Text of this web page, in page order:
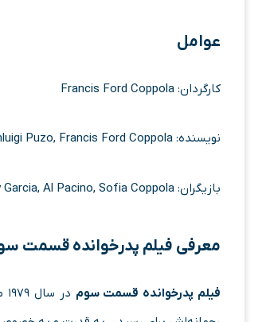
عوامل
کارگردان: Francis Ford Coppola
نویسنده: Mario Gianluigi Puzo, Francis Ford Coppola
بازیگران: Andy Garcia, Al Pacino, Sofia Coppola, …
معرفی فیلم پدرخوانده قسمت
فیلم پدرخوانده قسمت سوم